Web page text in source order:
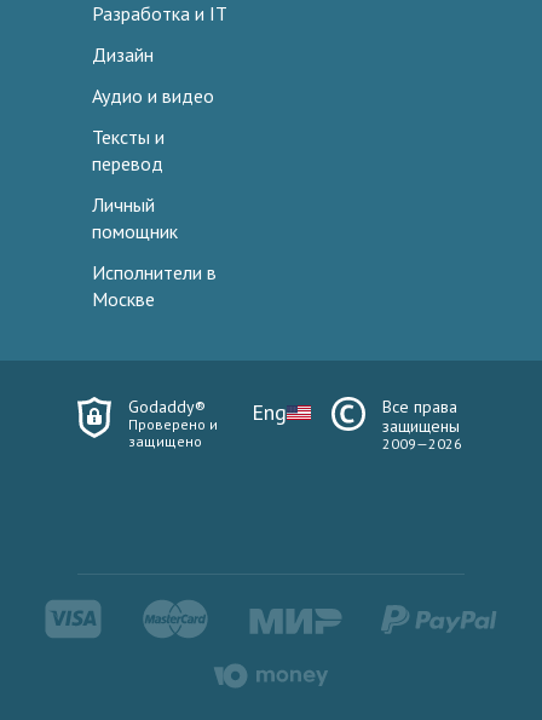
Разработка и IT
Дизайн
Аудио и видео
Тексты и
перевод
Личный
помощник
Исполнители в
Москве
Godaddy®
Проверено и
защищено
Eng
Все права
защищены
2009—2026